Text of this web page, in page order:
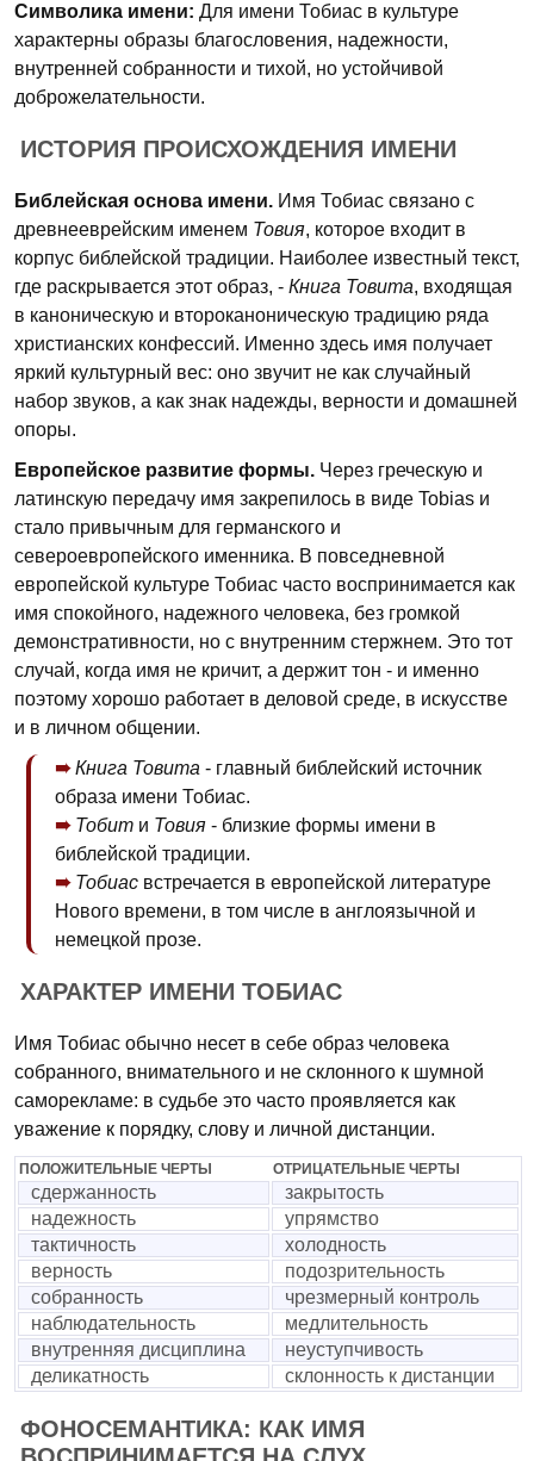
Символика имени: Для имени Тобиас в культуре
характерны образы благословения, надежности,
внутренней собранности и тихой, но устойчивой
доброжелательности.
ИСТОРИЯ ПРОИСХОЖДЕНИЯ ИМЕНИ
Библейская основа имени. Имя Тобиас связано с
древнееврейским именем Товия, которое входит в
корпус библейской традиции. Наиболее известный текст,
где раскрывается этот образ, - Книга Товита, входящая
в каноническую и второканоническую традицию ряда
христианских конфессий. Именно здесь имя получает
яркий культурный вес: оно звучит не как случайный
набор звуков, а как знак надежды, верности и домашней
опоры.
Европейское развитие формы. Через греческую и
латинскую передачу имя закрепилось в виде Tobias и
стало привычным для германского и
североевропейского именника. В повседневной
европейской культуре Тобиас часто воспринимается как
имя спокойного, надежного человека, без громкой
демонстративности, но с внутренним стержнем. Это тот
случай, когда имя не кричит, а держит тон - и именно
поэтому хорошо работает в деловой среде, в искусстве
и в личном общении.
Книга Товита - главный библейский источник
образа имени Тобиас.
Тобит и Товия - близкие формы имени в
библейской традиции.
Тобиас встречается в европейской литературе
Нового времени, в том числе в англоязычной и
немецкой прозе.
ХАРАКТЕР ИМЕНИ ТОБИАС
Имя Тобиас обычно несет в себе образ человека
собранного, внимательного и не склонного к шумной
саморекламе: в судьбе это часто проявляется как
уважение к порядку, слову и личной дистанции.
ПОЛОЖИТЕЛЬНЫЕ ЧЕРТЫ ОТРИЦАТЕЛЬНЫЕ ЧЕРТЫ
сдержанность
закрытость
надежность
упрямство
тактичность
холодность
верность
подозрительность
собранность
чрезмерный контроль
наблюдательность
медлительность
внутренняя дисциплина
неуступчивость
деликатность
склонность к дистанции
ФОНОСЕМАНТИКА: КАК ИМЯ